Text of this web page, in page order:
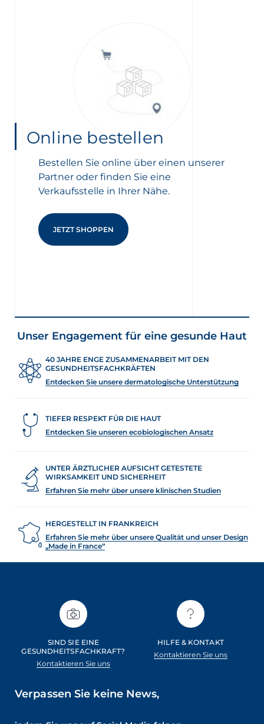
Online bestellen
Bestellen Sie online über einen unserer
Partner oder finden Sie eine
Verkaufsstelle in Ihrer Nähe.
JETZT SHOPPEN
Unser Engagement für eine gesunde Haut
40 JAHRE ENGE ZUSAMMENARBEIT MIT DEN
GESUNDHEITSFACHKRÄFTEN
Entdecken Sie unsere dermatologische Unterstützung
TIEFER RESPEKT FÜR DIE HAUT
Entdecken Sie unseren ecobiologischen Ansatz
UNTER ÄRZTLICHER AUFSICHT GETESTETE
WIRKSAMKEIT UND SICHERHEIT
Erfahren Sie mehr über unsere klinischen Studien
HERGESTELLT IN FRANKREICH
Erfahren Sie mehr über unsere Qualität und unser Design
„Made in France“
SIND SIE EINE
GESUNDHEITSFACHKRAFT?
Kontaktieren Sie uns
HILFE & KONTAKT
Kontaktieren Sie uns
Verpassen Sie keine News,